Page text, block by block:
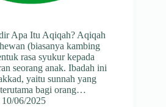
Apa Itu Aqiqah? Aqiqah
(biasanya kambing
rasa syukur kepada
seorang anak. Ibadah ini
yaitu sunnah yang
bagi orang…
10/06/2025